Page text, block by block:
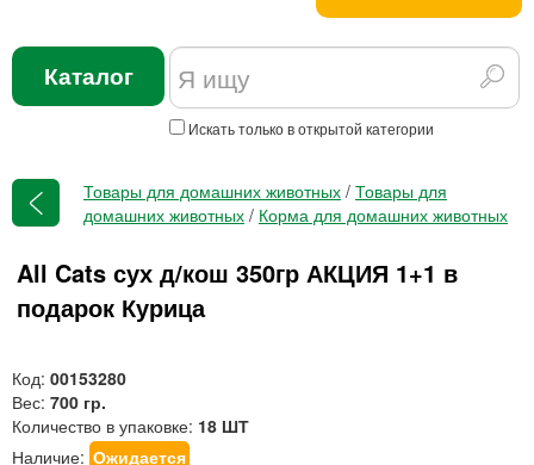
Каталог
Искать только в открытой категории
Товары для домашних животных / Товары для
домашних животных / Корма для домашних животных
All Cats сух д/кош 350гр АКЦИЯ 1+1 в
подарок Курица
Код: 00153280
Вес: 700 гр.
Количество в упаковке: 18 ШТ
Наличие: Ожидается